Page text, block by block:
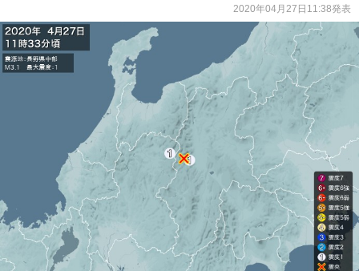
2020年04月27日11:38発表